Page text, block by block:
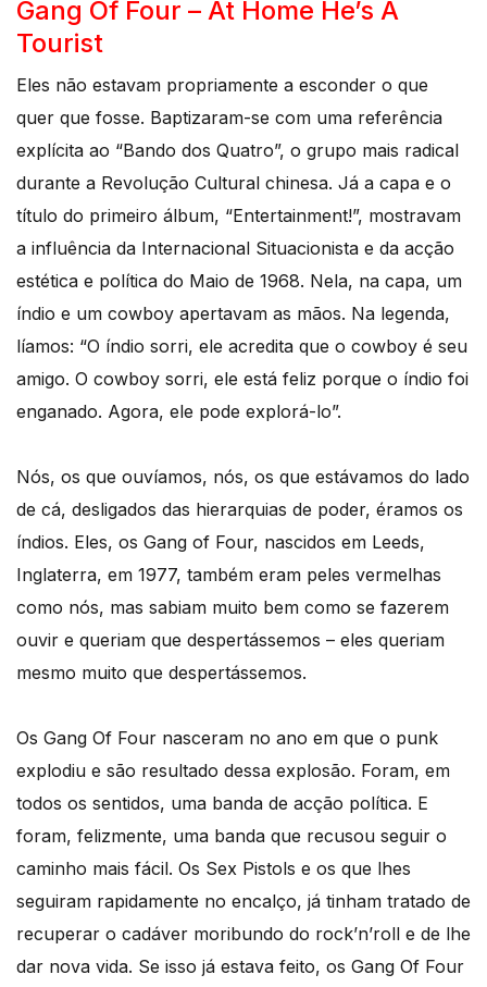
Gang Of Four – At Home He’s A
Tourist
Eles não estavam propriamente a esconder o que
quer que fosse. Baptizaram-se com uma referência
explícita ao “Bando dos Quatro”, o grupo mais radical
durante a Revolução Cultural chinesa. Já a capa e o
título do primeiro álbum, “Entertainment!”, mostravam
a influência da Internacional Situacionista e da acção
estética e política do Maio de 1968. Nela, na capa, um
índio e um cowboy apertavam as mãos. Na legenda,
líamos: “O índio sorri, ele acredita que o cowboy é seu
amigo. O cowboy sorri, ele está feliz porque o índio foi
enganado. Agora, ele pode explorá-lo”.
Nós, os que ouvíamos, nós, os que estávamos do lado
de cá, desligados das hierarquias de poder, éramos os
índios. Eles, os Gang of Four, nascidos em Leeds,
Inglaterra, em 1977, também eram peles vermelhas
como nós, mas sabiam muito bem como se fazerem
ouvir e queriam que despertássemos – eles queriam
mesmo muito que despertássemos.
Os Gang Of Four nasceram no ano em que o punk
explodiu e são resultado dessa explosão. Foram, em
todos os sentidos, uma banda de acção política. E
foram, felizmente, uma banda que recusou seguir o
caminho mais fácil. Os Sex Pistols e os que lhes
seguiram rapidamente no encalço, já tinham tratado de
recuperar o cadáver moribundo do rock’n’roll e de lhe
dar nova vida. Se isso já estava feito, os Gang Of Four